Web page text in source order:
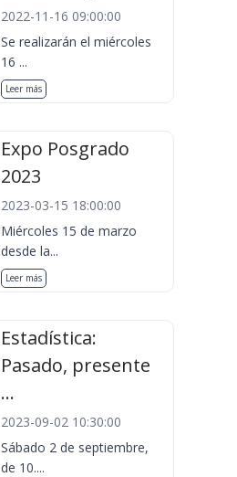
2022-11-16 09:00:00
Se realizarán el miércoles
16 ...
Leer más
Expo Posgrado
2023
2023-03-15 18:00:00
Miércoles 15 de marzo
desde la...
Leer más
Estadística:
Pasado, presente
...
2023-09-02 10:30:00
Sábado 2 de septiembre,
de 10....